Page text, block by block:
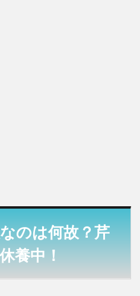
のは何故？芹
養中！